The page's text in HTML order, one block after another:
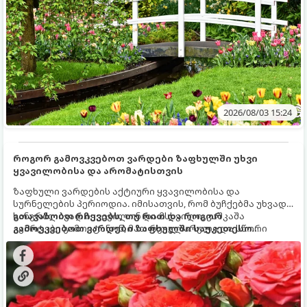
2026/08/03 15:24
როგორ გამოვკვებოთ ვარდები ზაფხულში უხვი
ყვავილობისა და არომატისთვის
ზაფხული ვარდების აქტიური ყვავილობისა და
სურნელების პერიოდია. იმისათვის, რომ ბუჩქებმა უხვად,
ხანგრძლივად იყვავილონ და მსხვილი, კაშკაშა
კვირტები გამოიტანონ, მათ რეგულარული და სწორი
გამოკვება სჭირდებათ. ზაფხულის პერიოდში მცენარის
მოთხოვნილებები იცვლება, ამიტომ მნიშვნელოვანია
ვიცოდეთ, რომელი სასუქები გამოიყენება ამ დროს.
გთავაზობთ რჩევებს, თუ რით და როგორ
გამოვკვებოთ ვარდები ზაფხულში საუკეთესო
შედეგის მისაღწევად: